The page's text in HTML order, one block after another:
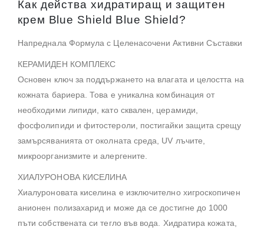
Как действа хидратиращ и защитен
крем Blue Shield Blue Shield?
Напреднала Формула с Целенасочени Активни Съставки
КЕРАМИДЕН КОМПЛЕКС
Основен ключ за поддържането на влагата и целостта на
кожната бариера. Това е уникална комбинация от
необходими липиди, като сквален, церамиди,
фосфолипиди и фитостероли, постигайки защита срещу
замърсяванията от околната среда, UV лъчите,
микроорганизмите и алергените.
ХИАЛУРОНОВА КИСЕЛИНА
Хиалуроновата киселина е изключително хигроскопичен
анионен полизахарид и може да се достигне до 1000
пъти собствената си тегло във вода. Хидратира кожата,